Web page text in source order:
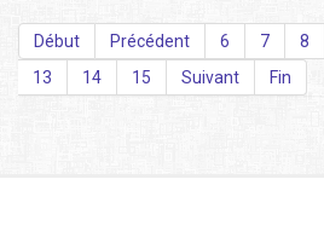
Début
Précédent 6 7 8
13
14 15 Suivant Fin